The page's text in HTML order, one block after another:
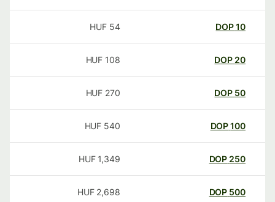
DOP
54
HUF
20
DOP
108
HUF
50
DOP
270
HUF
100
DOP
540
HUF
250
DOP
1,349
HUF
500
DOP
2,698
HUF